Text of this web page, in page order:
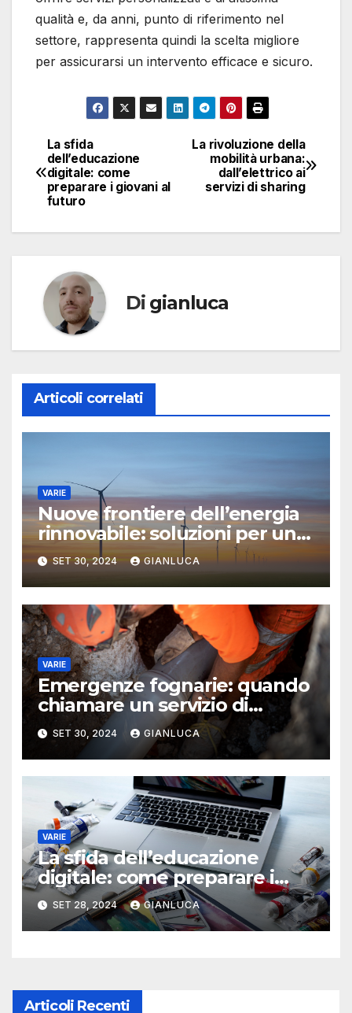
qualità e, da anni, punto di riferimento nel
settore, rappresenta quindi la scelta migliore
per assicurarsi un intervento efficace e sicuro.
Navigazione
articoli
La rivoluzione della
mobilità urbana:
dall’elettrico ai
servizi di sharing
La sfida
dell’educazione
digitale: come
preparare i giovani al
futuro
Di gianluca
Articoli correlati
VARIE
Nuove frontiere dell’energia
rinnovabile: soluzioni per un
mondo più verde
SET 30, 2024 GIANLUCA
VARIE
Emergenze fognarie: quando
chiamare un servizio di
autospurgo per risolvere il
problema
SET 30, 2024 GIANLUCA
VARIE
La sfida dell’educazione
digitale: come preparare i
giovani al futuro
SET 28, 2024 GIANLUCA
Articoli Recenti